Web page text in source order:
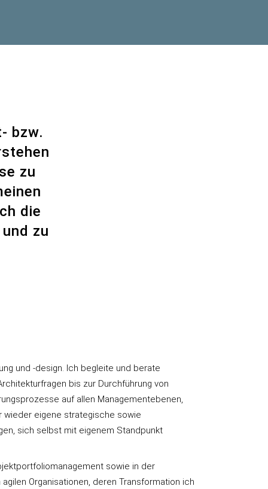
bzw.
zu
die
zu
und -design. Ich begleite und berate
bis zur Durchführung von
auf allen Managementebenen,
wieder eigene strategische sowie
sich selbst mit eigenem Standpunkt
sowie in der
Organisationen, deren Transformation ich